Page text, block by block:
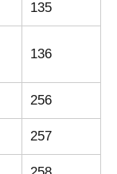
135
136
256
257